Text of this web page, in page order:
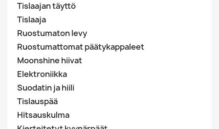
Tislaajan täyttö
Tislaaja
Ruostumaton levy
Ruostumattomat päätykappaleet
Moonshine hiivat
Elektroniikka
Suodatin ja hiili
Tislauspää
Hitsauskulma